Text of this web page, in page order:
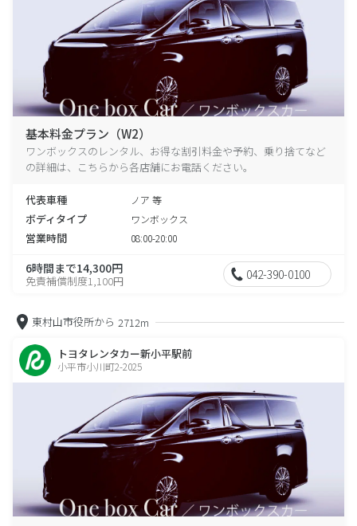
基本料金プラン（W2）
ワンボックスのレンタル、お得な割引料金や予約、乗り捨てなど
の詳細は、こちらから各店舗にお電話ください。
代表車種 ノア 等
ボディタイプ ワンボックス
営業時間 08:00-20:00
6時間まで14,300円
免責補償制度1,100円 042-390-0100
東村山市役所から 2712m
トヨタレンタカー新小平駅前
小平市小川町2-2025